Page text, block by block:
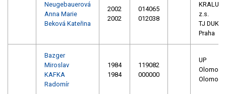
Neugebauerová
Anna Marie
Beková Kateřina
2002
2002
014065
012038
z.s.
TJ
Praha
Bazger
Miroslav
KAFKA
Radomír
1984
1984
119082
000000
UP
Olomouc
Olomouc